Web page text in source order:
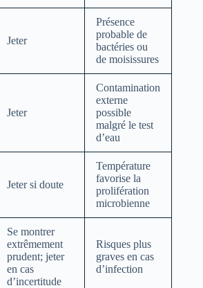
Jeter
Présence
probable de
bactéries ou
de moisissures
Jeter
Contamination
externe
possible
malgré le test
d’eau
Jeter si doute
Température
favorise la
prolifération
microbienne
Se montrer
extrêmement
prudent; jeter
en cas
d’incertitude
Risques plus
graves en cas
d’infection